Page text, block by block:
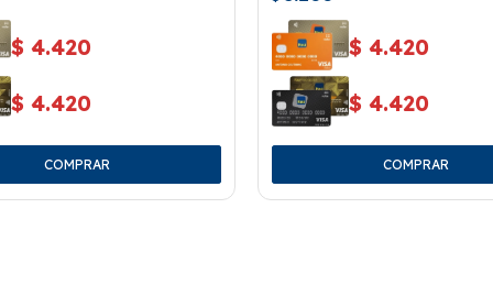
$ 4.420
$ 4.420
$ 4.420
$ 4.420